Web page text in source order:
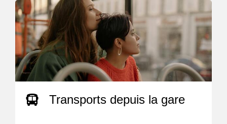
Transports depuis la gare